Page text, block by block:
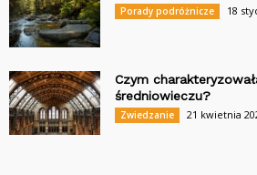
Porady podróżnicze 18
Czym
średniowieczu?
Zwiedzanie 21 kwietnia